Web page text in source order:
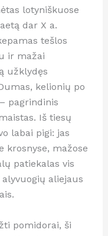
lotyniškuose
dar X a.
tešlos
ir mažai
užklydęs
kelionių po
pagrindinis
Iš tiesų
labai pigi: jas
krosnyse, mažose
patiekalas vis
aliejaus
pomidorai, ši